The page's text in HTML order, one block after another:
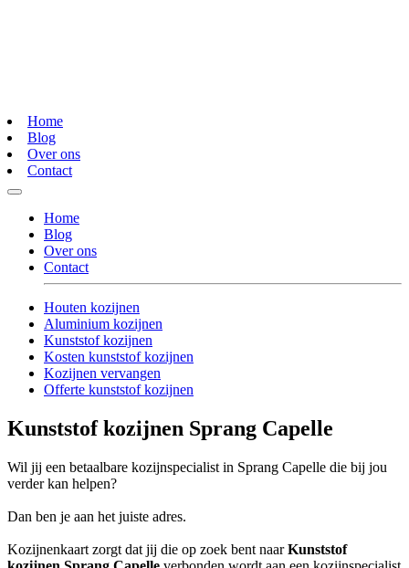
Home
Blog
Over ons
Contact
Home
Blog
Over ons
Contact
Houten kozijnen
Aluminium kozijnen
Kunststof kozijnen
Kosten kunststof kozijnen
Kozijnen vervangen
Offerte kunststof kozijnen
Kunststof kozijnen Sprang Capelle
Wil jij een betaalbare kozijnspecialist in Sprang Capelle die bij jou
verder kan helpen?
Dan ben je aan het juiste adres.
Kozijnenkaart zorgt dat jij die op zoek bent naarKunststof